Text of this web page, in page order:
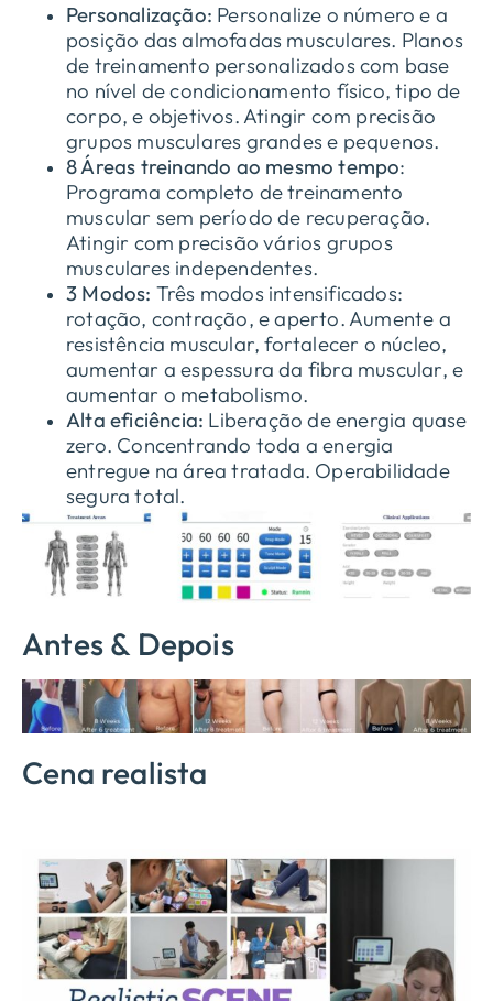
Personalização: Personalize o número e a
posição das almofadas musculares. Planos
de treinamento personalizados com base
no nível de condicionamento físico, tipo de
corpo, e objetivos. Atingir com precisão
grupos musculares grandes e pequenos.
8 Áreas treinando ao mesmo tempo:
Programa completo de treinamento
muscular sem período de recuperação.
Atingir com precisão vários grupos
musculares independentes.
3 Modos: Três modos intensificados:
rotação, contração, e aperto. Aumente a
resistência muscular, fortalecer o núcleo,
aumentar a espessura da fibra muscular, e
aumentar o metabolismo.
Alta eficiência: Liberação de energia quase
zero. Concentrando toda a energia
entregue na área tratada. Operabilidade
segura total.
Antes & Depois
Cena realista